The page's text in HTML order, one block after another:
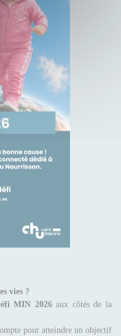
vies ?
MIN 2026aux côtés de la
pour atteindre un objectif